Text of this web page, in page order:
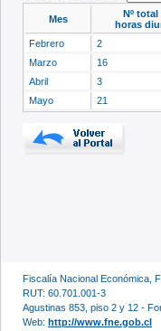
Mes
Nº total
horas
Febrero
2
Marzo
16
Abril
3
Mayo
21
Fiscalía Nacional Económica,
RUT: 60.701.001-3
Agustinas 853, piso 2 y 12 -
Web: http://www.fne.gob.cl